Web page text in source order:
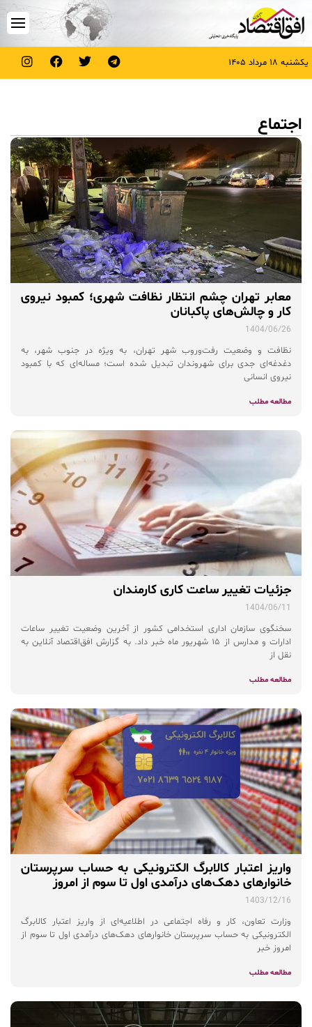
یکشنبه ۱۸ مرداد ۱۴۰۵
اجتماع
معابر تهران چشم انتظار نظافت شهری؛ کمبود نیروی
کار و چالش‌های پاکبانان
1404/06/26
نظافت و وضعیت رفت‌وروب شهر تهران، به‌ ویژه در جنوب شهر، به
دغدغه‌ای جدی برای شهروندان تبدیل شده است؛ مساله‌ای که با کمبود
نیروی انسانی
مطالعه مطلب
جزئیات تغییر ساعت کاری کارمندان
1404/06/11
سخنگوی سازمان اداری استخدامی کشور از آخرین وضعیت تغییر ساعات
ادارات و مدارس از ۱۵ شهریور ماه خبر داد. به گزارش افق‌اقتصاد آنلاین به
نقل از
مطالعه مطلب
واریز اعتبار کالابرگ الکترونیکی به حساب سرپرستان
خانوارهای دهک‌های درآمدی اول تا سوم از امروز
1403/12/16
وزارت تعاون، کار و رفاه اجتماعی در اطلاعیه‌ای از واریز اعتبار کالابرگ
الکترونیکی به حساب سرپرستان خانوارهای دهک‌های درآمدی اول تا سوم از
امروز خبر
مطالعه مطلب